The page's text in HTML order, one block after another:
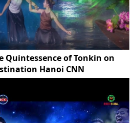
Quintessence of Tonkin on
Hanoi CNN